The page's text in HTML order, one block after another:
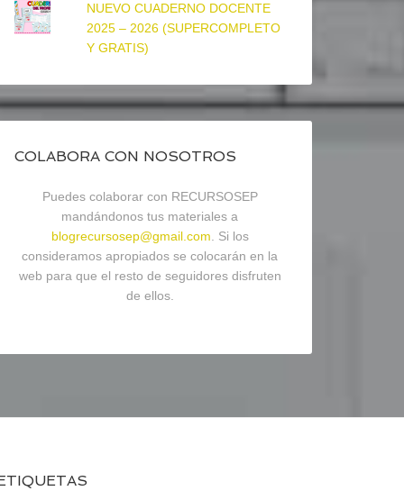
NUEVO CUADERNO DOCENTE
2025 – 2026 (SUPERCOMPLETO
Y GRATIS)
COLABORA CON NOSOTROS
Puedes colaborar con RECURSOSEP
mandándonos tus materiales a
blogrecursosep@gmail.com . Si los
consideramos apropiados se colocarán en la
web para que el resto de seguidores disfruten
de ellos.